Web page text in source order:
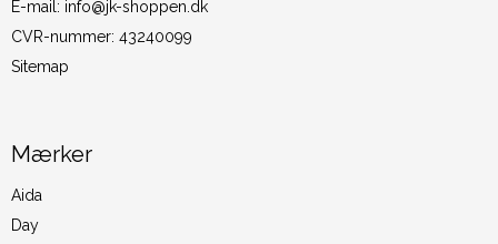
E-mail: info@jk-shoppen.dk
CVR-nummer: 43240099
Sitemap
Mærker
Aida
Day